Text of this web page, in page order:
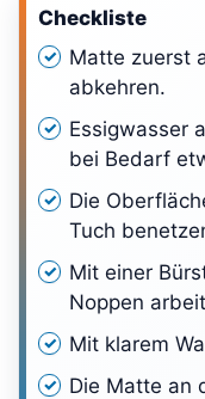
Checkliste
Matte zuerst
abkehren.
Essigwasser
bei Bedarf
Die
Tuch
Mit einer
Noppen
Mit klarem
Die Matte an